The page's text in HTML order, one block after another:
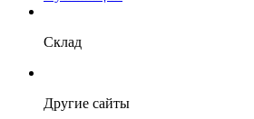
Склад
Другие сайты